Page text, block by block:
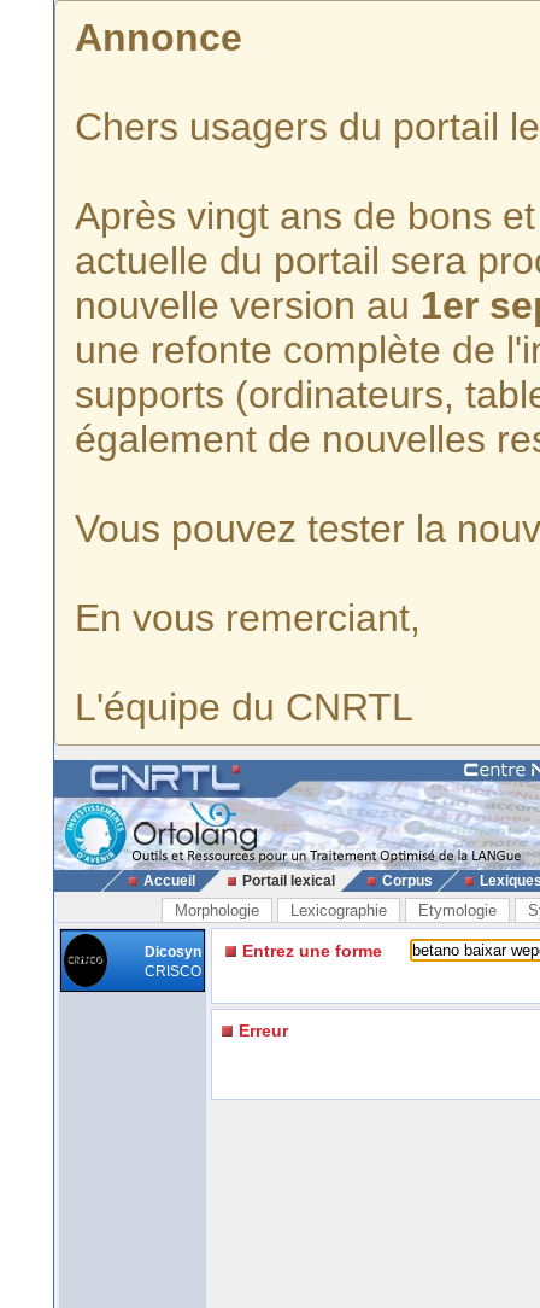
Annonce
Chers usagers du portail
Après vingt ans de bons
actuelle du portail sera
nouvelle version au 1er
une refonte complète de
supports (ordinateurs,
également de nouvelles
Vous pouvez tester la
En vous remerciant,
L'équipe du CNRTL
Accueil Portail lexical Corpus
Morphologie Lexicographie Etymologie
Dicosyn
CRISCO
Entrez une forme
Erreur